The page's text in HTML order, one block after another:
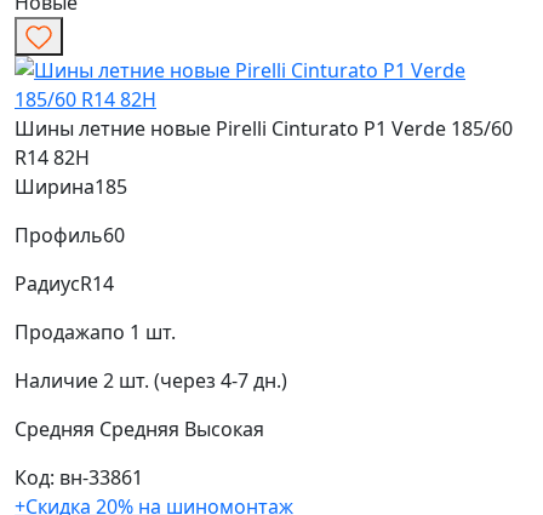
Шины летние новые Pirelli Cinturato P1 Verde 185/60
R14 82H
Ширина185
Профиль60
РадиусR14
Продажапо 1 шт.
Наличие2 шт. (через 4-7 дн.)
Средняя Средняя Высокая
Код: вн-33861
+Скидка 20% на шиномонтаж